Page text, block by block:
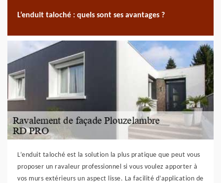
L’enduit taloché : quels sont ses avantages ?
L’enduit taloché est la solution la plus pratique que peut vous
proposer un ravaleur professionnel si vous voulez apporter à
vos murs extérieurs un aspect lisse. La facilité d’application de